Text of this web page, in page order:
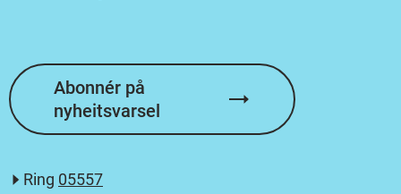
Abonnér på
nyheitsvarsel
Ring 05557